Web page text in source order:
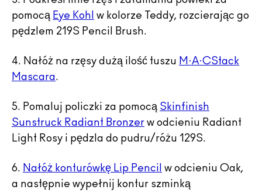
pomocą Eye Kohl w kolorze Teddy, rozcierając go
pędzlem 219S Pencil Brush.
4. Nałóż na rzęsy dużą ilość tuszu M·A·CStack
Mascara.
5. Pomaluj policzki za pomocą Skinfinish
Sunstruck Radiant Bronzer w odcieniu Radiant
Light Rosy i pędzla do pudru/różu 129S.
6. Nałóż konturówkę Lip Pencil w odcieniu Oak,
a następnie wypełnij kontur szminką